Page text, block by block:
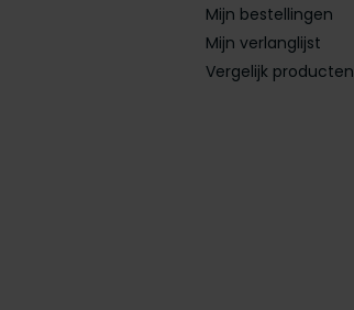
Mijn bestellingen
Mijn verlanglijst
Vergelijk producten